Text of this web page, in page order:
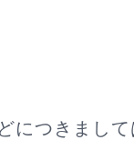
につきまし